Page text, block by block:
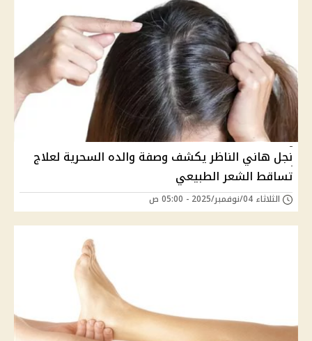
نجل هاني الناظر يكشف وصفة والده السحرية لعلاج
تساقط الشعر الطبيعي
الثلاثاء 04/نوفمبر/2025 - 05:00 ص